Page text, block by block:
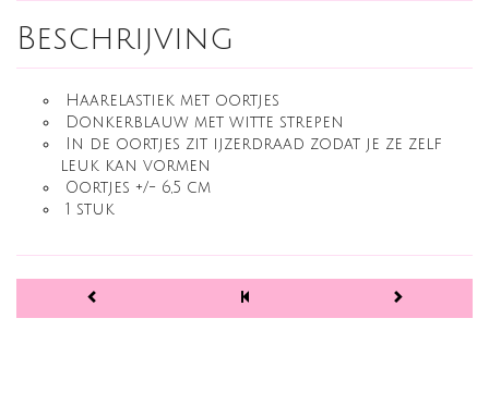
Beschrijving
Haarelastiek met oortjes
Donkerblauw met witte strepen
In de oortjes zit ijzerdraad zodat je ze zelf
leuk kan vormen
Oortjes +/- 6,5 cm
1 stuk